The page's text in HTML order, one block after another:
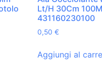
Lt/H 30Cm 100M
431160230100
0,50 €
Aggiungi al